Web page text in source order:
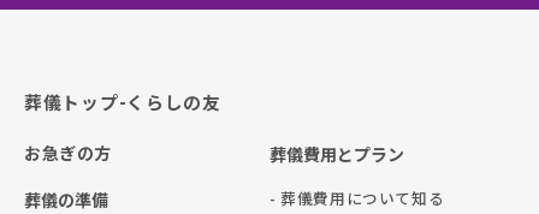
葬儀トップ-くらしの友
お急ぎの方
葬儀の準備
葬儀費用とプラン
- 葬儀費用について知る